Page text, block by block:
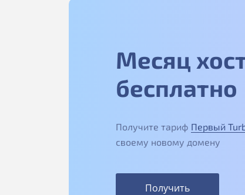
Месяц
бесплатно
Получите тариф Первый
своему новому домену
Получить